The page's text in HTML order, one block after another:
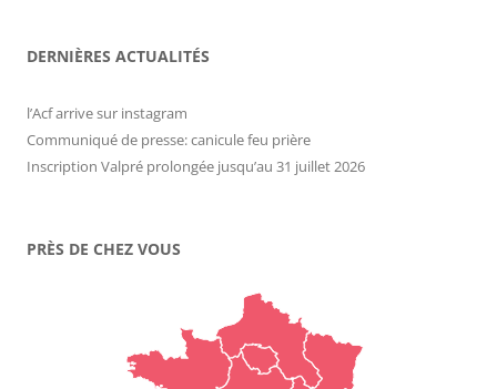
DERNIÈRES ACTUALITÉS
l’Acf arrive sur instagram
Communiqué de presse: canicule feu prière
Inscription Valpré prolongée jusqu’au 31 juillet 2026
PRÈS DE CHEZ VOUS